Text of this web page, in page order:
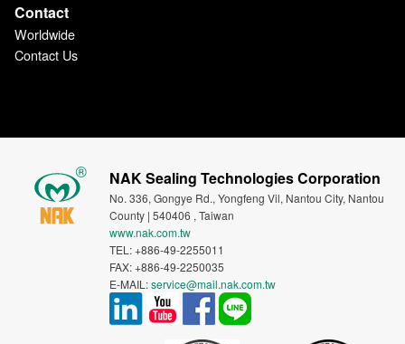
Contact
Worldwide
Contact Us
NAK Sealing Technologies Corporation
No. 336, Gongye Rd., Yongfeng Vil, Nantou City, Nantou
County | 540406 , Taiwan
www.nak.com.tw
TEL: +886-49-2255011
FAX: +886-49-2250035
E-MAIL:service@mail.nak.com.tw